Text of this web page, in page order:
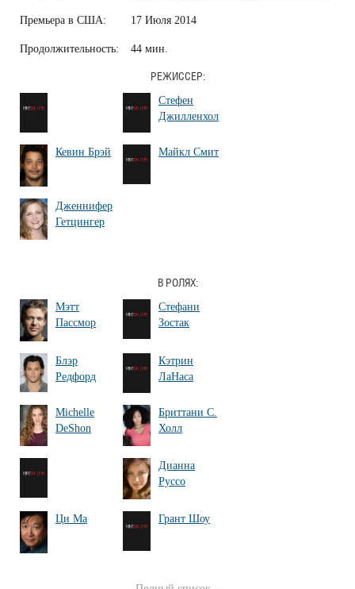
Премьера в США: 17 Июля 2014
Продолжительность: 44 мин.
РЕЖИССЕР:
Стефен
Джилленхол
Кевин Брэй Майкл Смит
Дженнифер
Гетцингер
В РОЛЯХ:
Мэтт
Пассмор
Стефани
Зостак
Блэр
Редфорд
Кэтрин
ЛаНаса
Michelle
DeShon
Бриттани С.
Холл
Дианна
Руссо
Ци Ма Грант Шоу